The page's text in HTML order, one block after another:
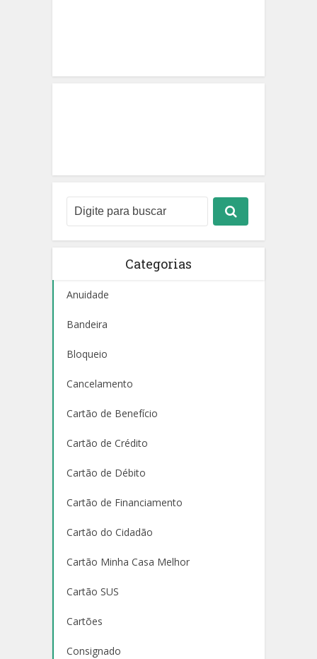
Categorias
Anuidade
Bandeira
Bloqueio
Cancelamento
Cartão de Benefício
Cartão de Crédito
Cartão de Débito
Cartão de Financiamento
Cartão do Cidadão
Cartão Minha Casa Melhor
Cartão SUS
Cartões
Consignado